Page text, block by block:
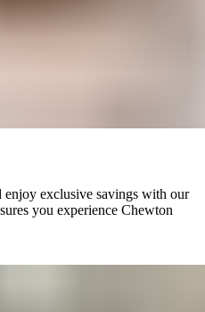
enjoy exclusive savings with our
you experience Chewton